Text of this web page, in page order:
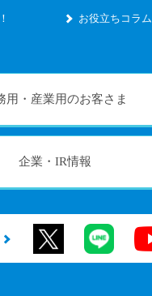
お役立ちコラム
用・産業用のお客さま
企業・IR情報